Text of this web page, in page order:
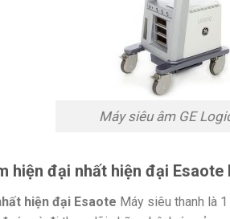
Máy siêu âm GE
hiện đại nhất hiện đại
hiện đại Esaote Máy siêu thanh là